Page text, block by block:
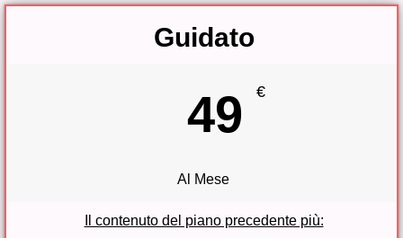
Guidato
49 €
Al Mese
Il contenuto del piano precedente più: